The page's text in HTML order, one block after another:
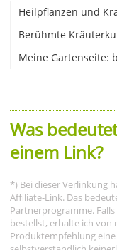
Heilpflanzen und
Berühmte
Meine Gartenseite:
Was
einem Link?
*) Bei dieser Verlinkung
Affiliate-Link. Das
Partnerprogramme.
bestellst, erhalte ich von
Produktempfehlung